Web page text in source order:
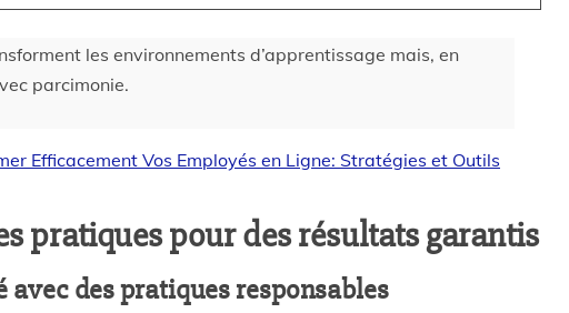
les environnements d’apprentissage mais, en
parcimonie.
Efficacement Vos Employés en Ligne: Stratégies et Outils
pratiques pour des résultats garantis
avec des pratiques responsables